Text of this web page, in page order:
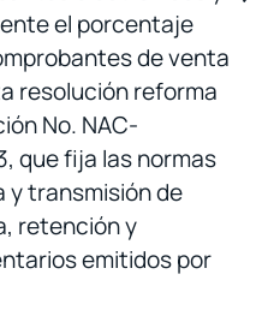
el porcentaje
de venta
resolución reforma
No. NAC-
que fija las normas
y transmisión de
retención y
emitidos por